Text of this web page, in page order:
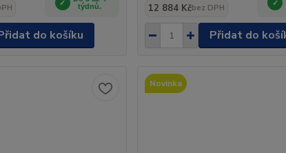
týdnů.
do košíku
12 884 Kčbez DPH
Přidat do
Novinka